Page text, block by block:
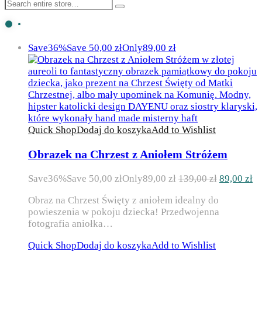
Save36%Save 50,00 złOnly89,00 zł
Quick ShopDodaj do koszykaAdd to Wishlist
Obrazek na Chrzest z Aniołem Stróżem
Save36%Save 50,00 złOnly89,00 zł 139,00zł Pierwotna
89,00 zł
Obraz na Chrzest Święty z aniołem idealny do
powieszenia w pokoju dziecka! Przedwojenna
fotografia aniołka…
Quick ShopDodaj do koszykaAdd to Wishlist